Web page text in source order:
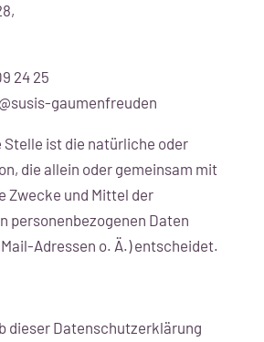
24 25
gaumenfreuden
ist die natürliche oder
die allein oder gemeinsam mit
Zwecke und Mittel der
personenbezogenen Daten
Adressen o. Ä.) entscheidet.
dieser Datenschutzerklärung